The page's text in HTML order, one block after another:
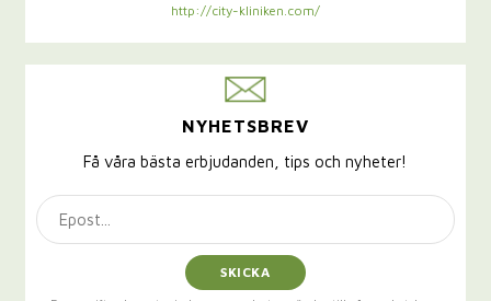
http://city-kliniken.com/
NYHETSBREV
Få våra bästa erbjudanden, tips och nyheter!
SKICKA